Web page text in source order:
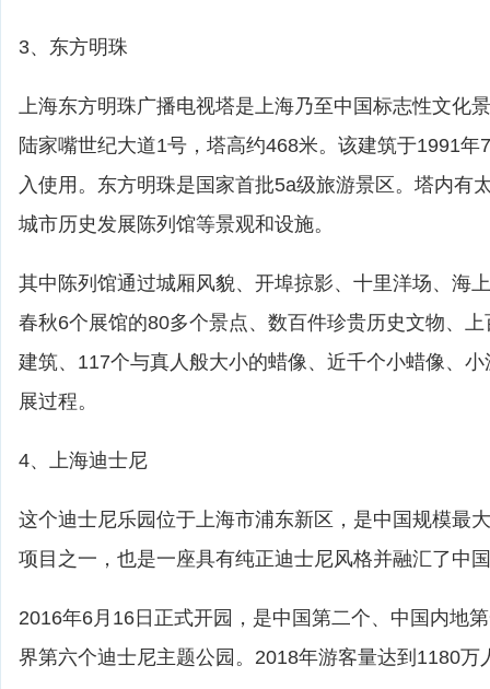
3、东方明珠
上海东方明珠广播电视塔是上海乃至中国标志性文化
陆家嘴世纪大道1号，塔高约468米。该建筑于1991年
入使用。东方明珠是国家首批5a级旅游景区。塔内有
城市历史发展陈列馆等景观和设施。
其中陈列馆通过城厢风貌、开埠掠影、十里洋场、海
春秋6个展馆的80多个景点、数百件珍贵历史文物、
建筑、117个与真人般大小的蜡像、近千个小蜡像、
展过程。
4、上海迪士尼
这个迪士尼乐园位于上海市浦东新区，是中国规模最
项目之一，也是一座具有纯正迪士尼风格并融汇了中
2016年6月16日正式开园，是中国第二个、中国内地
界第六个迪士尼主题公园。2018年游客量达到1180万